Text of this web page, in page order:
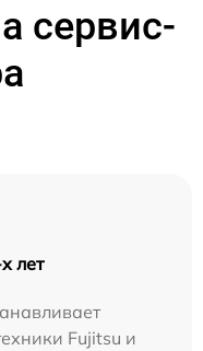
сервис-
лет
Fujitsu и